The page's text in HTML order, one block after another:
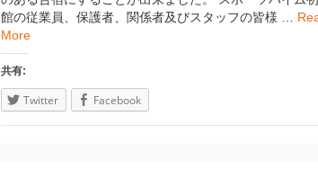
館の従業員、保護者、関係者及びスタッフの皆様 …
More
共有:
Twitter Facebook